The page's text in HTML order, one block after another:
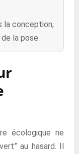
la conception,
la pose.
écologique ne
au hasard. Il